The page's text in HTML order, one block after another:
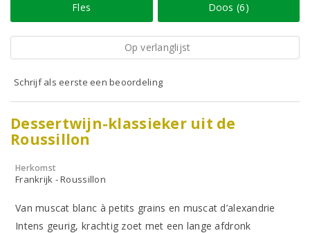
Fles Doos (6)
Op verlanglijst
Schrijf als eerste een beoordeling
Dessertwijn-klassieker uit de
Roussillon
Herkomst
Frankrijk - Roussillon
Van muscat blanc à petits grains en muscat d’alexandrie
Intens geurig, krachtig zoet met een lange afdronk